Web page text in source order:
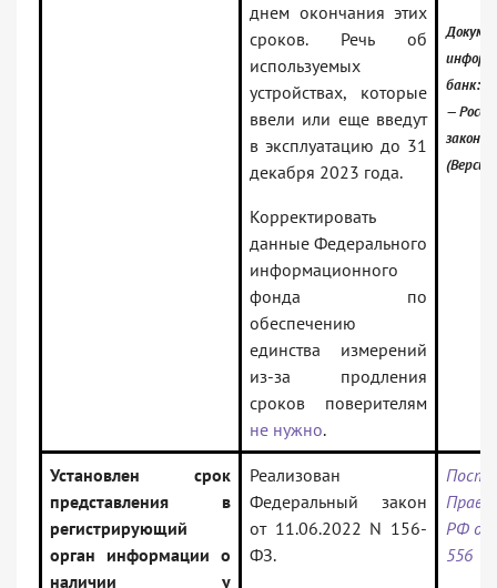
днем окончания этих
сроков. Речь об
используемых
устройствах, которые
ввели или еще введут
в эксплуатацию до 31
декабря 2023 года.
Корректировать
данные Федерального
информационного
фонда по
обеспечению
единства измерений
из-за продления
сроков поверителям
не нужно.
банк:
—
Установлен срок
представления в
регистрирующий
орган информации о
наличии у
Реализован
Федеральный закон
от 11.06.2022 N 156-
ФЗ.
РФ от
556